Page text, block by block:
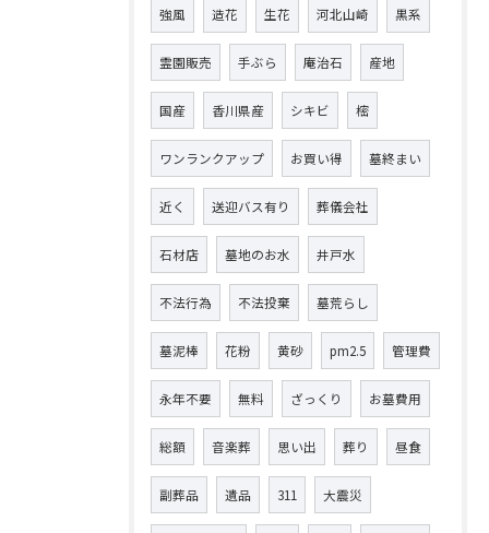
強風 造花 生花 河北山崎 黒系
霊園販売 手ぶら 庵治石 産地
国産 香川県産 シキビ 樒
ワンランクアップ お買い得 墓終まい
近く 送迎バス有り 葬儀会社
石材店 墓地のお水 井戸水
不法行為 不法投棄 墓荒らし
墓泥棒 花粉 黄砂 pm2.5 管理費
永年不要 無料 ざっくり お墓費用
総額 音楽葬 思い出 葬り 昼食
副葬品 遺品 311 大震災